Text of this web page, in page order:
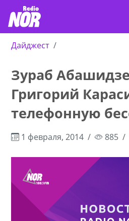
Дайджест
Зураб
Григорий
телефонную
1 февраля, 2014 885